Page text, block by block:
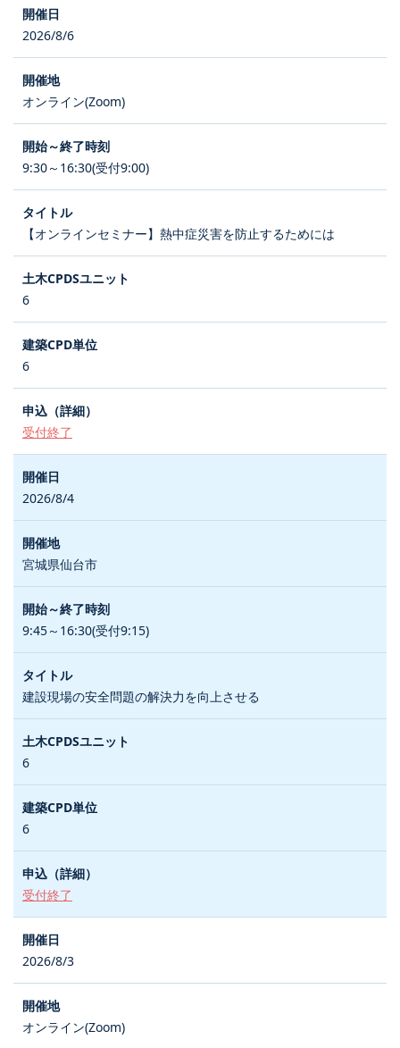
2026/8/6
オンライン(Zoom)
9:30～16:30(受付9:00)
【オンラインセミナー】熱中症災害を防止するためには
6
6
受付終了
2026/8/4
宮城県仙台市
9:45～16:30(受付9:15)
建設現場の安全問題の解決力を向上させる
6
6
受付終了
2026/8/3
オンライン(Zoom)